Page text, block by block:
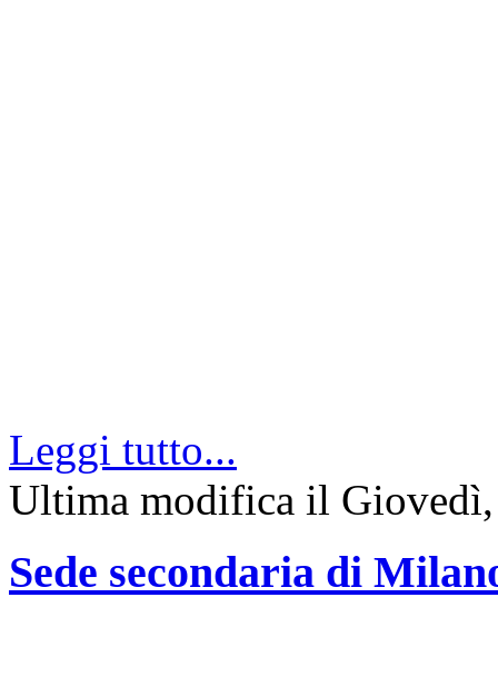
Leggi tutto...
Ultima modifica il
Sede secondaria di